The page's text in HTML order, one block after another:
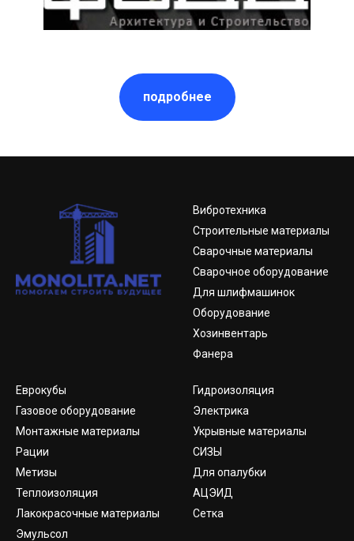
подробнее
Вибротехника
Строительные материалы
Сварочные материалы
Сварочное оборудование
Для шлифмашинок
Оборудование
Хозинвентарь
Фанера
Еврокубы
Газовое оборудование
Монтажные материалы
Рации
Метизы
Теплоизоляция
Лакокрасочные материалы
Эмульсол
Гидроизоляция
Электрика
Укрывные материалы
СИЗЫ
Для опалубки
АЦЭИД
Сетка